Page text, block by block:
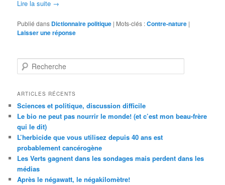
Lire la suite →
Publié dans Dictionnaire politique | Mots-clés :Contre-nature |
Laisser une réponse
e
h
r
c
h
e
ARTICLES RÉCENTS
Sciences et politique, discussion difficile
Le bio ne peut pas nourrir le monde! (et c’est mon beau-frère
qui le dit)
L’herbicide que vous utilisez depuis 40 ans est
probablement cancérogène
Les Verts gagnent dans les sondages mais perdent dans les
médias
Après le négawatt, le négakilomètre!